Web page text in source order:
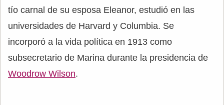
tío carnal de su esposa Eleanor, estudió en las
universidades de Harvard y Columbia. Se
incorporó a la vida política en 1913 como
subsecretario de Marina durante la presidencia de
Woodrow Wilson.